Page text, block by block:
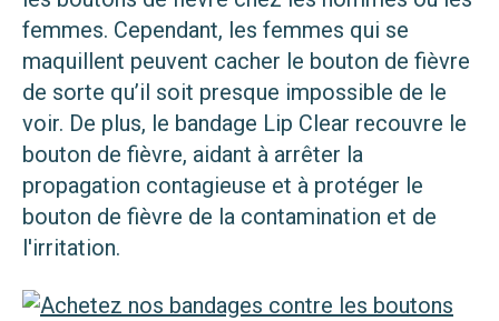
femmes. Cependant, les femmes qui se
maquillent peuvent cacher le bouton de fièvre
de sorte qu’il soit presque impossible de le
voir. De plus, le bandage Lip Clear recouvre le
bouton de fièvre, aidant à arrêter la
propagation contagieuse et à protéger le
bouton de fièvre de la contamination et de
l'irritation.